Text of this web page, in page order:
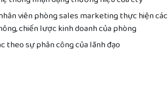
viên phòng sales marketing thực hiện các
chiến lược kinh doanh của phòng
theo sự phân công của lãnh đạo